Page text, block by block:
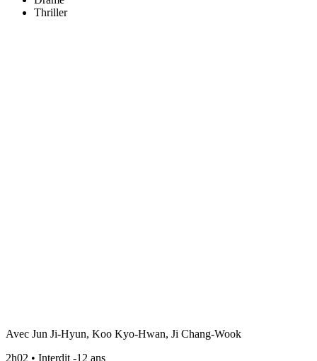
Thriller
Avec Jun Ji-Hyun, Koo Kyo-Hwan, Ji Chang-Wook
2h02 • Interdit -12 ans